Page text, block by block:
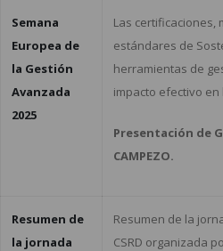
Semana
Europea de
la Gestión
Avanzada
2025
Las certificaciones,
estándares de
herramientas de
impacto efectivo en
Presentación de
CAMPEZO.
Resumen de
la jornada
Resumen de la
CSRD organizada